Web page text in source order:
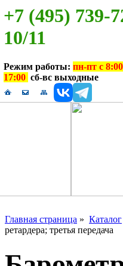
+7 (495) 739-
10/11
Режим работы: пн-пт с
17:00 сб-вс выходные
Главная страница » Каталог
ретардера; третья передача